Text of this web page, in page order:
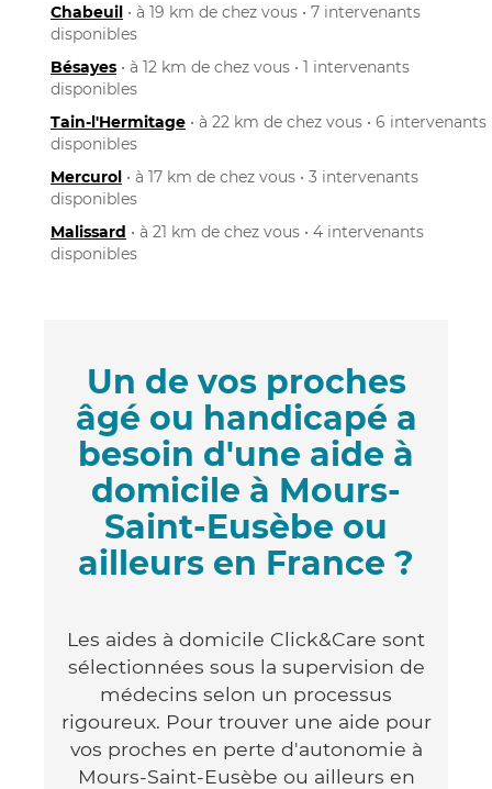
Chabeuil • à 19 km de chez vous • 7 intervenants
disponibles
Bésayes • à 12 km de chez vous • 1 intervenants
disponibles
Tain-l'Hermitage • à 22 km de chez vous • 6 intervenants
disponibles
Mercurol • à 17 km de chez vous • 3 intervenants
disponibles
Malissard • à 21 km de chez vous • 4 intervenants
disponibles
Un de vos proches
âgé ou handicapé a
besoin d'une aide à
domicile à Mours-
Saint-Eusèbe ou
ailleurs en France ?
Les aides à domicile Click&Care sont
sélectionnées sous la supervision de
médecins selon un processus
rigoureux. Pour trouver une aide pour
vos proches en perte d'autonomie à
Mours-Saint-Eusèbe ou ailleurs en